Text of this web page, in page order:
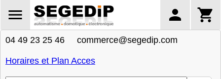
04 49 23 25 46 commerce@segedip.com
Horaires et Plan Acces